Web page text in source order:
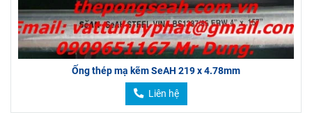
Ống thép mạ kẽm SeAH 219 x 4.78mm
Liên hệ